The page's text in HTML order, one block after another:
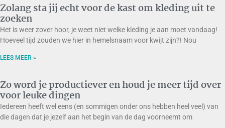
Zolang sta jij echt voor de kast om kleding uit te
zoeken
Het is weer zover hoor, je weet niet welke kleding je aan moet vandaag!
Hoeveel tijd zouden we hier in hemelsnaam voor kwijt zijn?! Nou
LEES MEER »
Zo word je productiever en houd je meer tijd over
voor leuke dingen
Iedereen heeft wel eens (en sommigen onder ons hebben heel veel) van
die dagen dat je jezelf aan het begin van de dag voorneemt om